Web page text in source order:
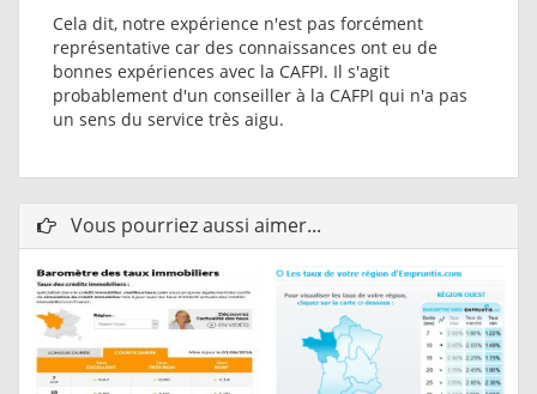
Cela dit, notre expérience n'est pas forcément
représentative car des connaissances ont eu de
bonnes expériences avec la CAFPI. Il s'agit
probablement d'un conseiller à la CAFPI qui n'a pas
un sens du service très aigu.
Vous pourriez aussi aimer...